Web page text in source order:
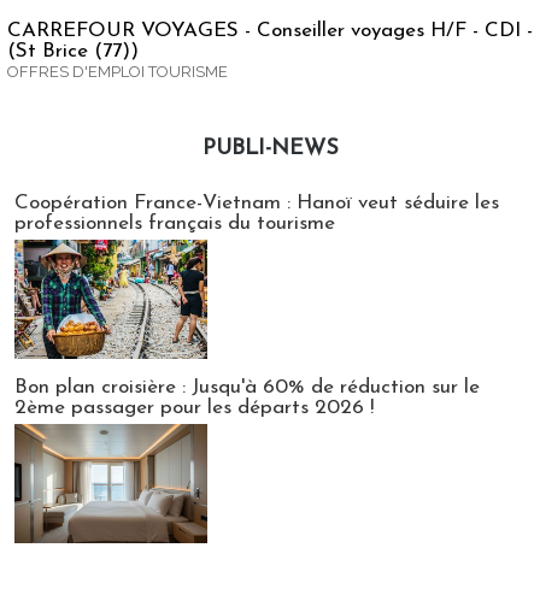
CARREFOUR VOYAGES - Conseiller voyages H/F - CDI -
(St Brice (77))
OFFRES D'EMPLOI TOURISME
PUBLI-NEWS
Coopération France-Vietnam : Hanoï veut séduire les
professionnels français du tourisme
Bon plan croisière : Jusqu'à 60% de réduction sur le
2ème passager pour les départs 2026 !